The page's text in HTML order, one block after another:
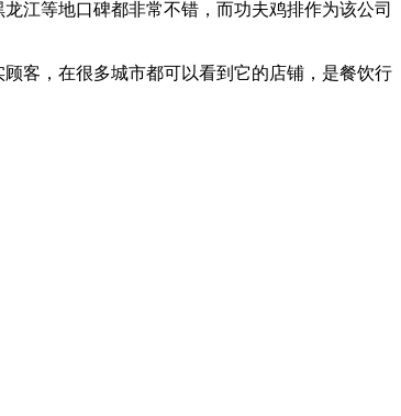
江等地口碑都非常不错，而功夫鸡排作为该公司
客，在很多城市都可以看到它的店铺，是餐饮行